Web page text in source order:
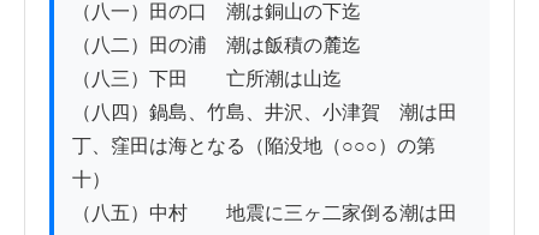
（八一）田の口　潮は銅山の下迄
（八二）田の浦　潮は飯積の麓迄
（八三）下田　　亡所潮は山迄
（八四）鍋島、竹島、井沢、小津賀　潮は田
丁、窪田は海となる（陥没地（○○○）の第
十）
（八五）中村　　地震に三ヶ二家倒る潮は田